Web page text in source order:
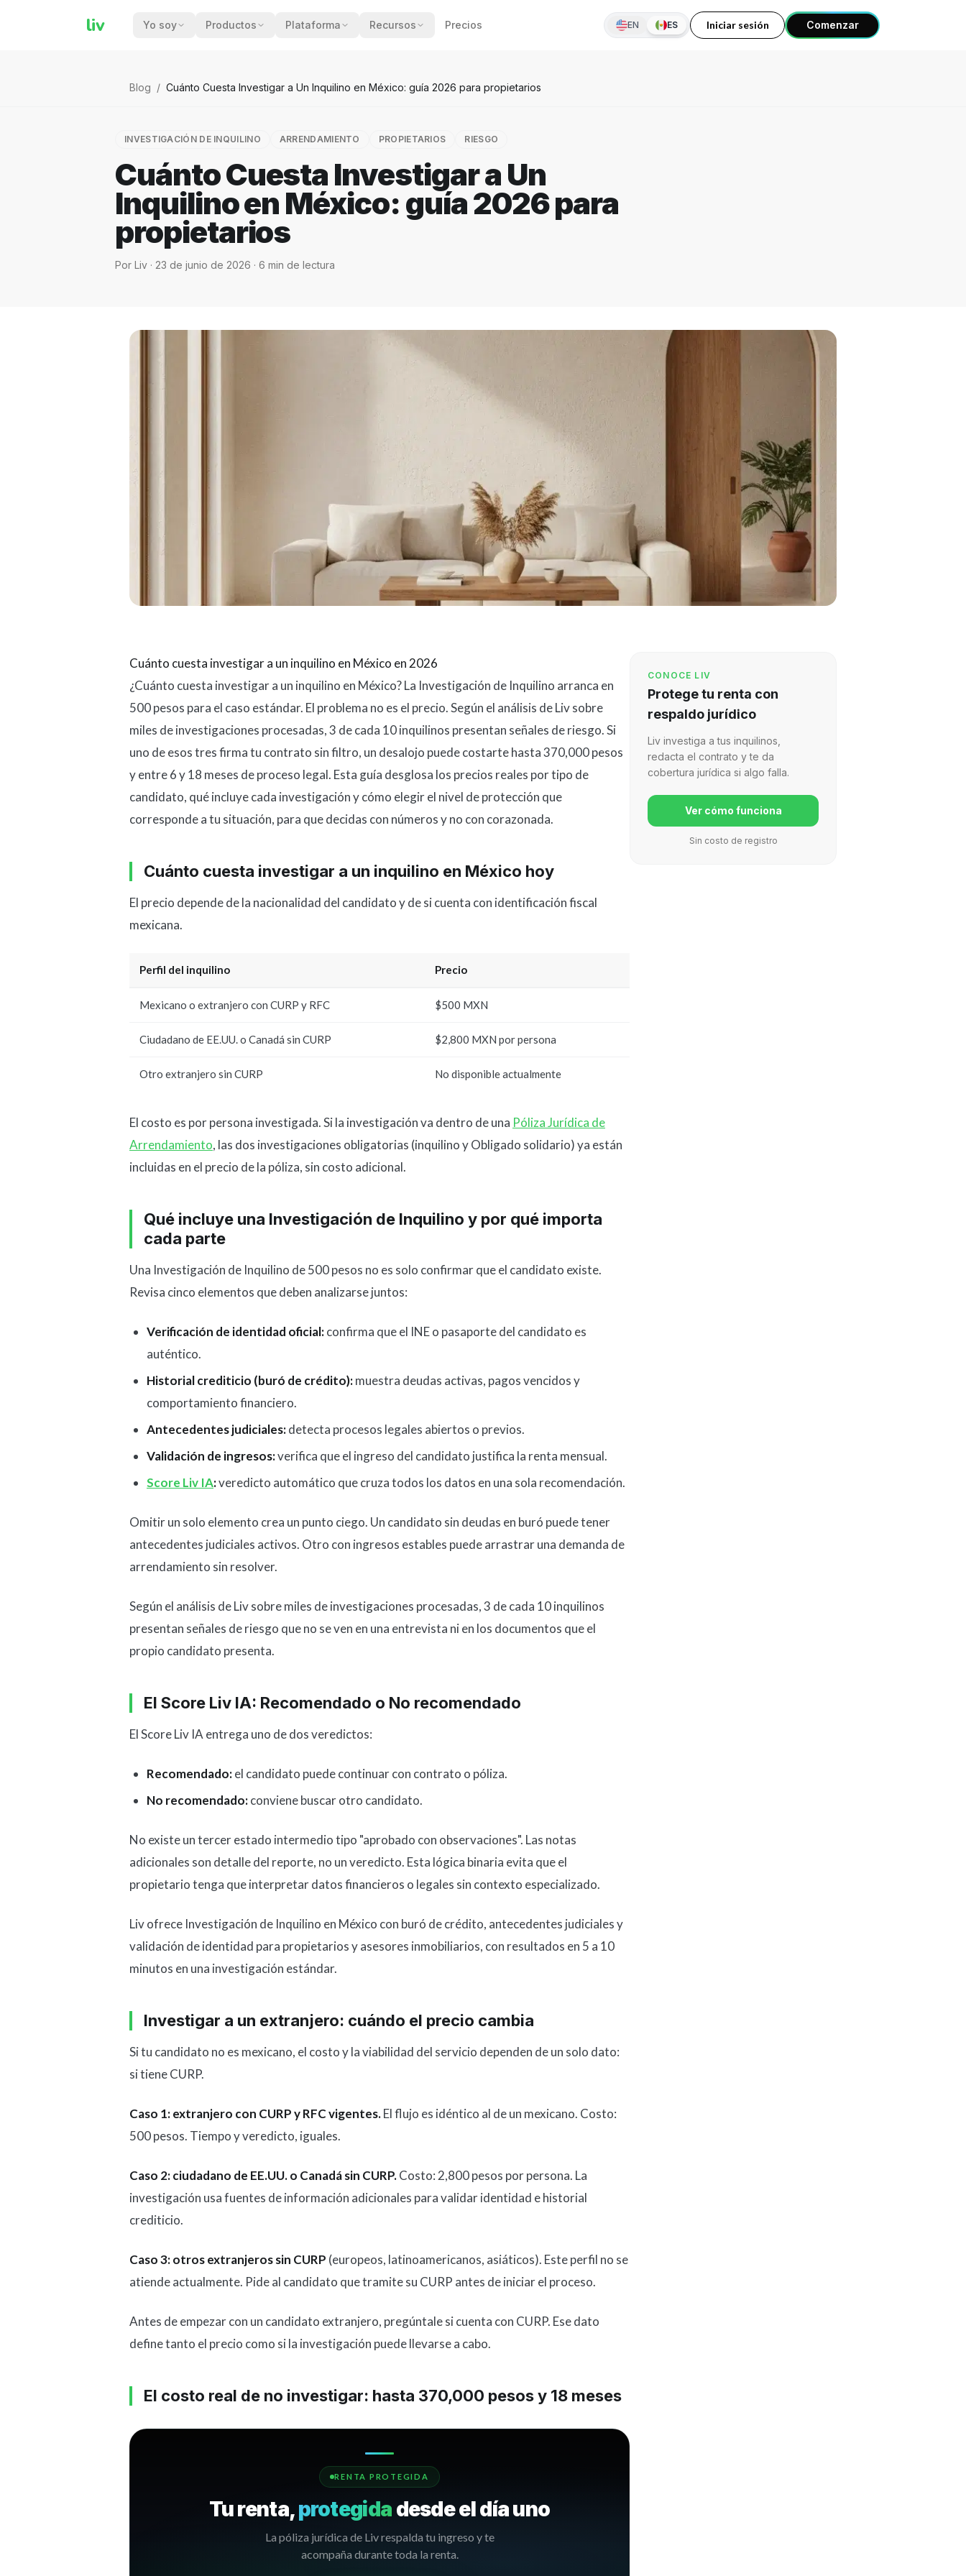
liv Yo soy Productos Plataforma Recursos Precios EN ES Iniciar sesión Comenzar
Blog / Cuánto Cuesta Investigar a Un Inquilino en México: guía 2026 para propietarios
INVESTIGACIÓN DE INQUILINO ARRENDAMIENTO PROPIETARIOS RIESGO
Cuánto Cuesta Investigar a Un
Inquilino en México: guía 2026 para
propietarios
Por Liv · 23 de junio de 2026 · 6 min de lectura
Cuánto cuesta investigar a un inquilino en México en 2026
¿Cuánto cuesta investigar a un inquilino en México? La Investigación de Inquilino arranca en
500 pesos para el caso estándar. El problema no es el precio. Según el análisis de Liv sobre
miles de investigaciones procesadas, 3 de cada 10 inquilinos presentan señales de riesgo. Si
uno de esos tres firma tu contrato sin filtro, un desalojo puede costarte hasta 370,000 pesos
y entre 6 y 18 meses de proceso legal. Esta guía desglosa los precios reales por tipo de
candidato, qué incluye cada investigación y cómo elegir el nivel de protección que
corresponde a tu situación, para que decidas con números y no con corazonada.
Cuánto cuesta investigar a un inquilino en México hoy
El precio depende de la nacionalidad del candidato y de si cuenta con identificación fiscal
mexicana.
Perfil del inquilino Precio
Mexicano o extranjero con CURP y RFC $500 MXN
Ciudadano de EE.UU. o Canadá sin CURP $2,800 MXN por persona
Otro extranjero sin CURP No disponible actualmente
El costo es por persona investigada. Si la investigación va dentro de una Póliza Jurídica de
Arrendamiento, las dos investigaciones obligatorias (inquilino y Obligado solidario) ya están
incluidas en el precio de la póliza, sin costo adicional.
Qué incluye una Investigación de Inquilino y por qué importa
cada parte
Una Investigación de Inquilino de 500 pesos no es solo confirmar que el candidato existe.
Revisa cinco elementos que deben analizarse juntos:
Verificación de identidad oficial:confirma que el INE o pasaporte del candidato es
auténtico.
Historial crediticio (buró de crédito):muestra deudas activas, pagos vencidos y
comportamiento financiero.
Antecedentes judiciales:detecta procesos legales abiertos o previos.
Validación de ingresos:verifica que el ingreso del candidato justifica la renta mensual.
Score Liv IA:veredicto automático que cruza todos los datos en una sola recomendación.
Omitir un solo elemento crea un punto ciego. Un candidato sin deudas en buró puede tener
antecedentes judiciales activos. Otro con ingresos estables puede arrastrar una demanda de
arrendamiento sin resolver.
Según el análisis de Liv sobre miles de investigaciones procesadas, 3 de cada 10 inquilinos
presentan señales de riesgo que no se ven en una entrevista ni en los documentos que el
propio candidato presenta.
El Score Liv IA: Recomendado o No recomendado
El Score Liv IA entrega uno de dos veredictos:
Recomendado:el candidato puede continuar con contrato o póliza.
No recomendado:conviene buscar otro candidato.
No existe un tercer estado intermedio tipo "aprobado con observaciones". Las notas
adicionales son detalle del reporte, no un veredicto. Esta lógica binaria evita que el
propietario tenga que interpretar datos financieros o legales sin contexto especializado.
Liv ofrece Investigación de Inquilino en México con buró de crédito, antecedentes judiciales y
validación de identidad para propietarios y asesores inmobiliarios, con resultados en 5 a 10
minutos en una investigación estándar.
Investigar a un extranjero: cuándo el precio cambia
Si tu candidato no es mexicano, el costo y la viabilidad del servicio dependen de un solo dato:
si tiene CURP.
Caso 1: extranjero con CURP y RFC vigentes.El flujo es idéntico al de un mexicano. Costo:
500 pesos. Tiempo y veredicto, iguales.
Caso 2: ciudadano de EE.UU. o Canadá sin CURP.Costo: 2,800 pesos por persona. La
investigación usa fuentes de información adicionales para validar identidad e historial
crediticio.
Caso 3: otros extranjeros sin CURP (europeos, latinoamericanos, asiáticos). Este perfil no se
atiende actualmente. Pide al candidato que tramite su CURP antes de iniciar el proceso.
Antes de empezar con un candidato extranjero, pregúntale si cuenta con CURP. Ese dato
define tanto el precio como si la investigación puede llevarse a cabo.
El costo real de no investigar: hasta 370,000 pesos y 18 meses
RENTA PROTEGIDA
Tu renta,protegida desde el día uno
La póliza jurídica de Liv respalda tu ingreso y te
acompaña durante toda la renta.
CONOCE LIV
Protege tu renta con
respaldo jurídico
Liv investiga a tus inquilinos,
redacta el contrato y te da
cobertura jurídica si algo falla.
Ver cómo funciona
Sin costo de registro